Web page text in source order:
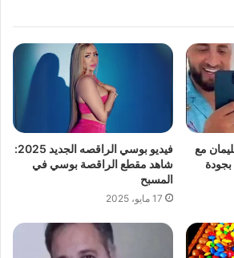
مع
كامل بجودة
فيديو بوسي الراقصه الجديد 2025:
شاهد مقطع الراقصة بوسي في
المسبح
17 مايو، 2025